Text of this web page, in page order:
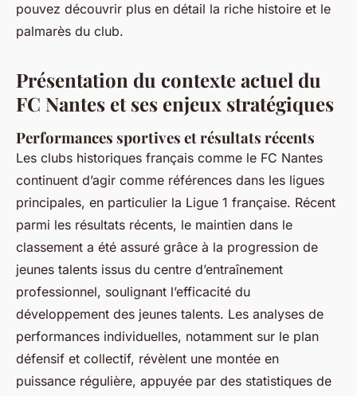
pouvez découvrir plus en détail la riche histoire et le
palmarès du club.
Présentation du contexte actuel du
FC Nantes et ses enjeux stratégiques
Performances sportives et résultats récents
Les clubs historiques français comme le FC Nantes
continuent d’agir comme références dans les ligues
principales, en particulier la Ligue 1 française. Récent
parmi les résultats récents, le maintien dans le
classement a été assuré grâce à la progression de
jeunes talents issus du centre d’entraînement
professionnel, soulignant l’efficacité du
développement des jeunes talents. Les analyses de
performances individuelles, notamment sur le plan
défensif et collectif, révèlent une montée en
puissance régulière, appuyée par des statistiques de